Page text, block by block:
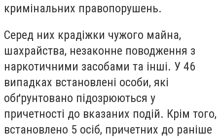
кримінальних правопорушень.
Серед них крадіжки чужого майна,
шахрайства, незаконне поводження з
наркотичними засобами та інші. У 46
випадках встановлені особи, які
обґрунтовано підозрюються у
причетності до вказаних подій. Крім того,
встановлено 5 осіб, причетних до раніше